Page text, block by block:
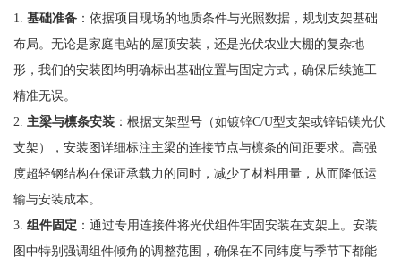
1. 基础准备：依据项目现场的地质条件与光照数据，规划支架基础
布局。无论是家庭电站的屋顶安装，还是光伏农业大棚的复杂地
形，我们的安装图均明确标出基础位置与固定方式，确保后续施工
精准无误。
2. 主梁与檩条安装：根据支架型号（如镀锌C/U型支架或锌铝镁光伏
支架），安装图详细标注主梁的连接节点与檩条的间距要求。高强
度超轻钢结构在保证承载力的同时，减少了材料用量，从而降低运
输与安装成本。
3. 组件固定 ：通过专用连接件将光伏组件牢固安装在支架上。安装
图中特别强调组件倾角的调整范围，确保在不同纬度与季节下都能